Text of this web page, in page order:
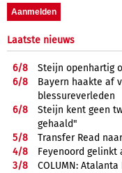
Laatste nieuws
6/8
Steijn openhartig
6/8
Bayern haakte af
blessureverleden
6/8
Steijn kent geen
gehaald"
5/8
Transfer Read
4/8
Feyenoord gelinkt
3/8
COLUMN: